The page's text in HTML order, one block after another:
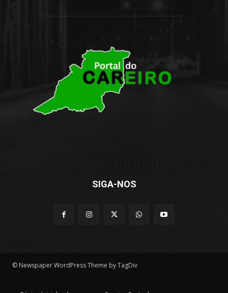
SIGA-NOS
© Newspaper WordPress Theme by TagDiv